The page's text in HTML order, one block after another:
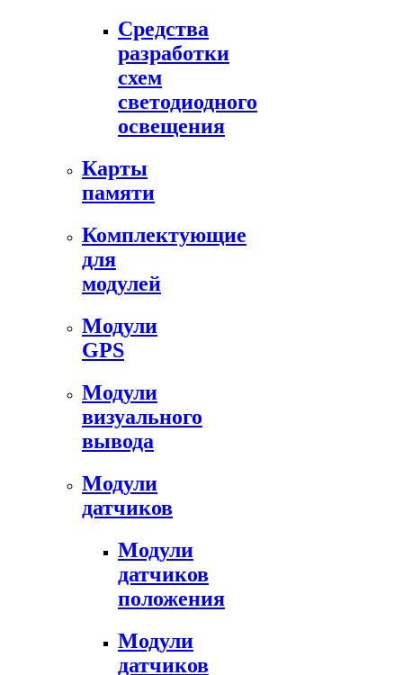
Средства
разработки
схем
светодиодного
освещения
Карты
памяти
Комплектующие
для
модулей
Модули
GPS
Модули
визуального
вывода
Модули
датчиков
Модули
датчиков
положения
Модули
датчиков